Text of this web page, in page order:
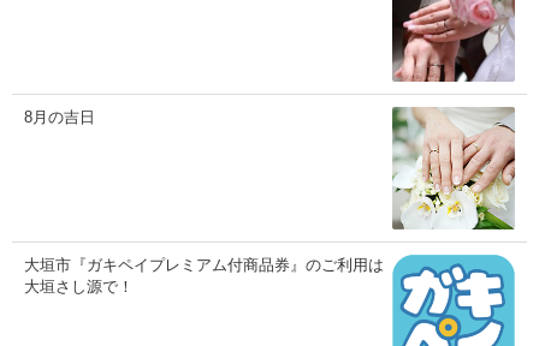
8月の吉日
大垣市『ガキペイプレミアム付商品券』のご利用は
大垣さし源で！